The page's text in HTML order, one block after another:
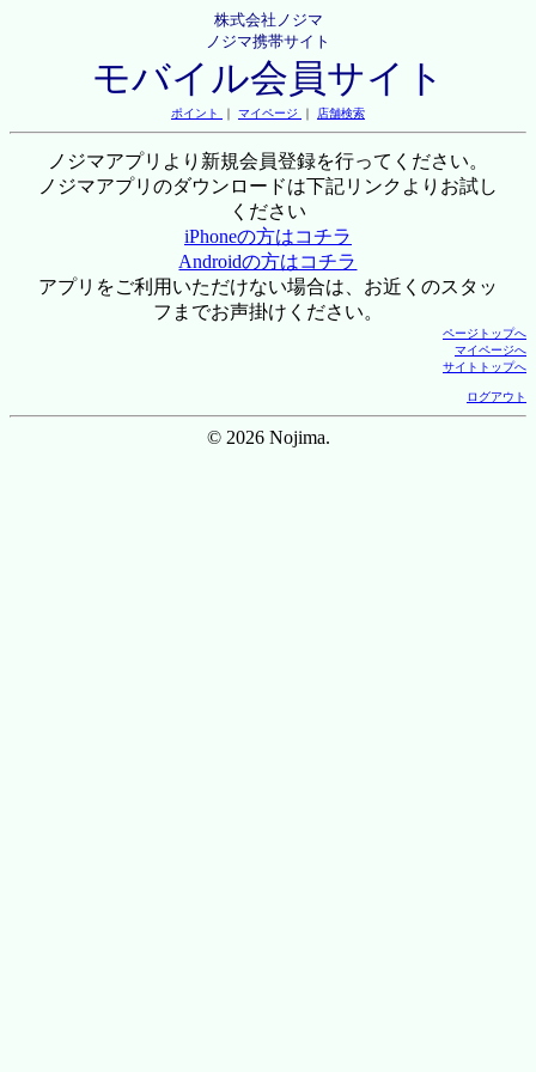
株式会社ノジマ
ノジマ携帯サイト
モバイル会員サイト
ポイント ｜ マイページ ｜ 店舗検索
ノジマアプリより新規会員登録を行ってください。
ノジマアプリのダウンロードは下記リンクよりお試し
ください
iPhoneの方はコチラ
Androidの方はコチラ
アプリをご利用いただけない場合は、お近くのスタッ
フまでお声掛けください。
ページトップへ
マイページへ
サイトトップへ
ログアウト
© 2026 Nojima.